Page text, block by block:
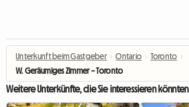
Unterkunft beim Gastgeber › Ontario › Toronto ›
W. Geräumiges Zimmer – Toronto
Weitere Unterkünfte, die Sie interessieren könnten